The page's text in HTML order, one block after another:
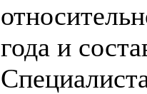
года и